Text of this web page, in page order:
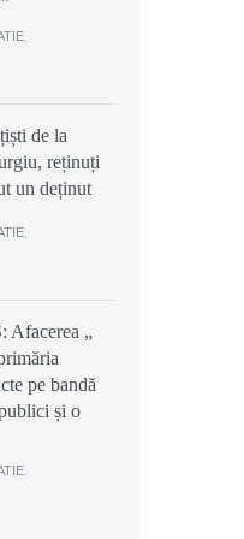
de la
reținuți
un deținut
Afacerea „
pe bandă
și o